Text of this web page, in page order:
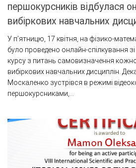
першокурсників відбулася
вибіркових навчальних
У п’ятницю, 17 квітня, на фізико-
було проведено онлайн-спілкування
курсу з питань самовизначення
вибіркових навчальних дисциплін.
Москаленко зустрівся в режимі
першокурсниками,...